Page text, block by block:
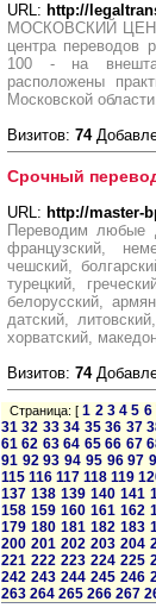
URL: http://
МОСКОВСКИЙ
центра переводов
100 - на
расположены
Московской
Визитов: 74
Срочный
URL: http://master-
Переводим любые
французский,
чешский,
турецкий,
белорусский,
датский,
хорватский,
Визитов: 74
Страница: [1 2 3 4 5 6
31 32 33 34 35 36 37
61 62 63 64 65 66 67
91 92 93 94 95 96 97
115 116 117 118 119
137 138 139 140 141
158 159 160 161 162
179 180 181 182 183
200 201 202 203 204
221 222 223 224 225
242 243 244 245 246
263 264 265 266 267